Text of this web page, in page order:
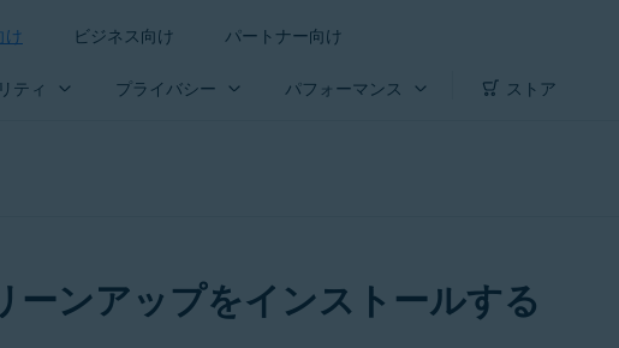
け ビジネス向け パートナー向け
ティ プライバシー パフォーマンス ストア
ーンアップをインストールする